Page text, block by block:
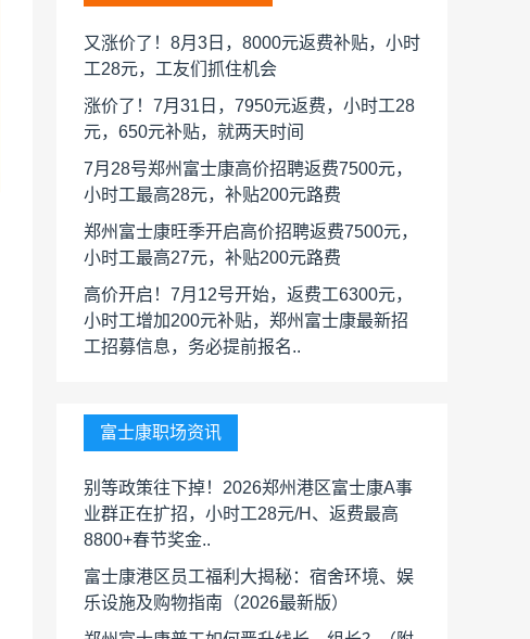
又涨价了！8月3日，8000元返费补贴，小时
工28元，工友们抓住机会
涨价了！7月31日，7950元返费，小时工28
元，650元补贴，就两天时间
7月28号郑州富士康高价招聘返费7500元，
小时工最高28元，补贴200元路费
郑州富士康旺季开启高价招聘返费7500元，
小时工最高27元，补贴200元路费
高价开启！7月12号开始，返费工6300元，
小时工增加200元补贴，郑州富士康最新招
工招募信息，务必提前报名..
富士康职场资讯
别等政策往下掉！2026郑州港区富士康A事
业群正在扩招，小时工28元/H、返费最高
8800+春节奖金..
富士康港区员工福利大揭秘：宿舍环境、娱
乐设施及购物指南（2026最新版）